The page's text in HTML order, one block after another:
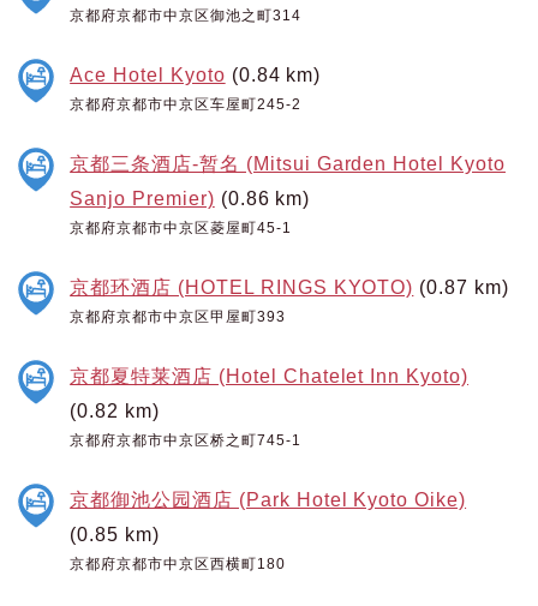
京都府京都市中京区御池之町314
Ace Hotel Kyoto (0.84 km)
京都府京都市中京区车屋町245-2
京都三条酒店-暂名 (Mitsui Garden Hotel Kyoto
Sanjo Premier) (0.86 km)
京都府京都市中京区菱屋町45-1
京都环酒店 (HOTEL RINGS KYOTO) (0.87 km)
京都府京都市中京区甲屋町393
京都夏特莱酒店 (Hotel Chatelet Inn Kyoto)
(0.82 km)
京都府京都市中京区桥之町745-1
京都御池公园酒店 (Park Hotel Kyoto Oike)
(0.85 km)
京都府京都市中京区西横町180